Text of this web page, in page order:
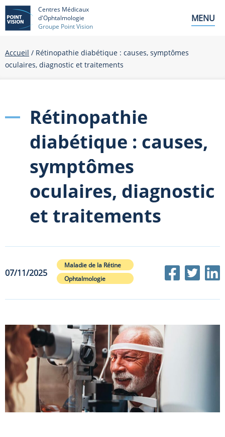
Centres Médicaux
d'Ophtalmologie
Groupe Point Vision
MENU
Accueil / Rétinopathie diabétique : causes, symptômes
oculaires, diagnostic et traitements
Rétinopathie
diabétique : causes,
symptômes
oculaires, diagnostic
et traitements
07/11/2025
Maladie de la Rétine
Ophtalmologie